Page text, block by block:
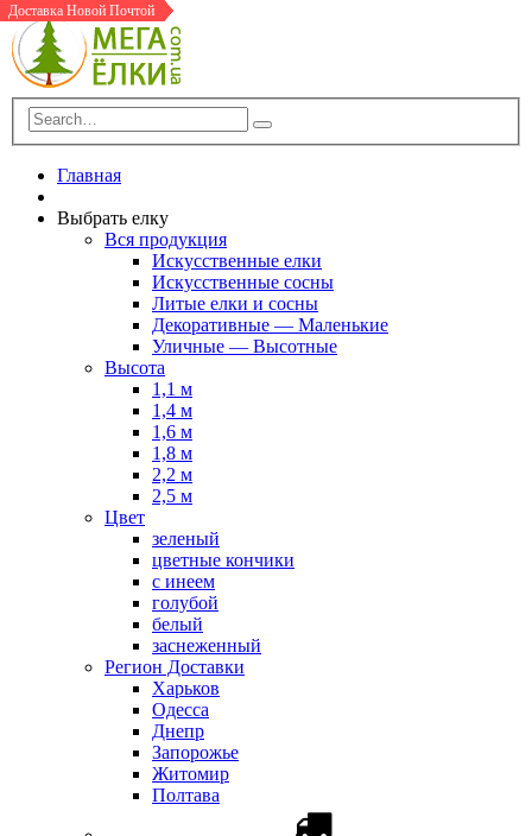
Главная
Выбрать елку
Вся продукция
Искусственные елки
Искусственные сосны
Литые елки и сосны
Декоративные — Маленькие
Уличные — Высотные
Высота
1,1 м
1,4 м
1,6 м
1,8 м
2,2 м
2,5 м
Цвет
зеленый
цветные кончики
с инеем
голубой
белый
заснеженный
Регион Доставки
Харьков
Одесса
Днепр
Запорожье
Житомир
Полтава
Доставка Новой Почтой
Доставка Новой Почтой
Доставка Новой Почтой
В Шоу-Руме
Доставка Новой Почтой
Доставка Новой Почтой